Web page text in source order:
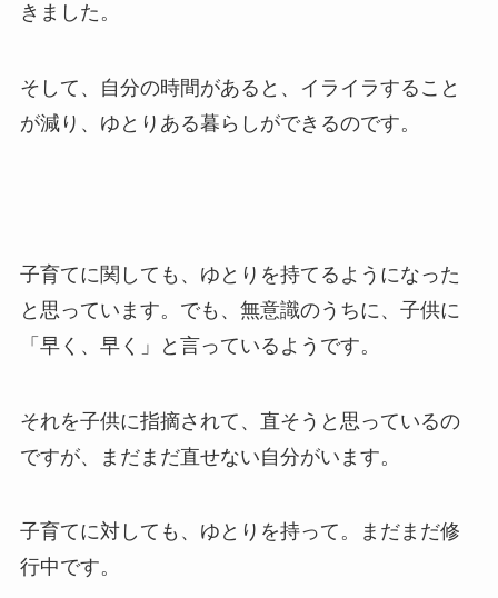
きました。
そして、自分の時間があると、イライラすること
が減り、ゆとりある暮らしができるのです。
子育てに関しても、ゆとりを持てるようになった
と思っています。でも、無意識のうちに、子供に
「早く、早く」と言っているようです。
それを子供に指摘されて、直そうと思っているの
ですが、まだまだ直せない自分がいます。
子育てに対しても、ゆとりを持って。まだまだ修
行中です。